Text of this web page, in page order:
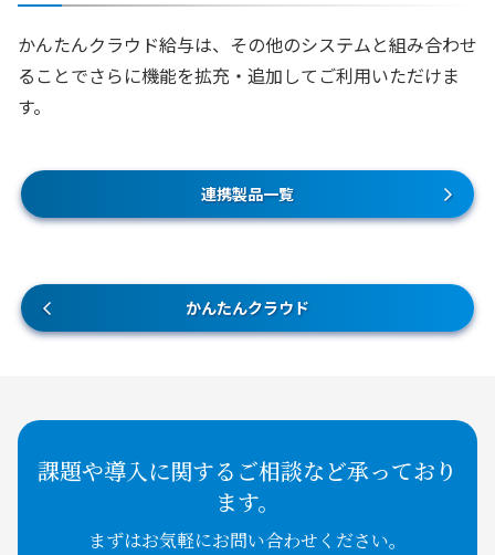
かんたんクラウド給与は、その他のシステムと組み合わせ
ることでさらに機能を拡充・追加してご利用いただけま
す。
連携製品一覧
かんたんクラウド
課題や導入に関するご相談など承っており
ます。
まずはお気軽にお問い合わせください。